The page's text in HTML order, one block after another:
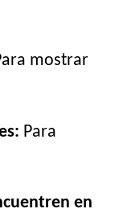
mostrar
Para
en